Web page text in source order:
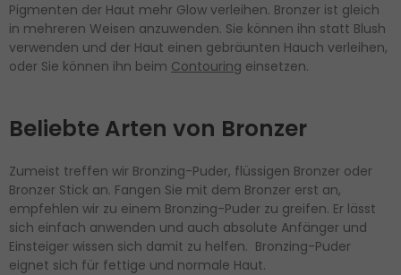
Pigmenten der Haut mehr Glow verleihen. Bronzer ist gleich
in mehreren Weisen anzuwenden. Sie können ihn statt Blush
verwenden und der Haut einen gebräunten Hauch verleihen,
oder Sie können ihn beim Contouring einsetzen.
Beliebte Arten von Bronzer
Zumeist treffen wir Bronzing-Puder, flüssigen Bronzer oder
Bronzer Stick an. Fangen Sie mit dem Bronzer erst an,
empfehlen wir zu einem Bronzing-Puder zu greifen. Er lässt
sich einfach anwenden und auch absolute Anfänger und
Einsteiger wissen sich damit zu helfen. Bronzing-Puder
eignet sich für fettige und normale Haut.